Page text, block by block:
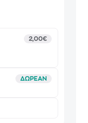
2,00€
ΔΩΡΕΑΝ